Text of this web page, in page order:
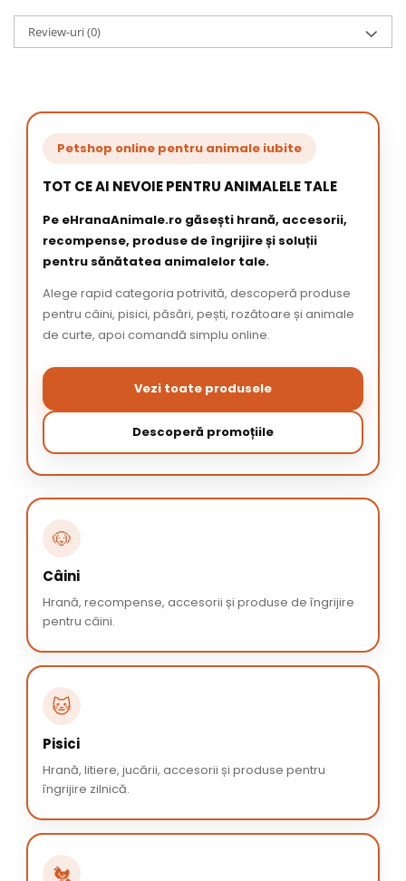
Review-uri(0)
Petshop online pentru animale iubite
TOT CE AI NEVOIE PENTRU ANIMALELE TALE
Pe eHranaAnimale.ro găsești hrană, accesorii,
recompense, produse de îngrijire și soluții
pentru sănătatea animalelor tale.
Alege rapid categoria potrivită, descoperă produse
pentru câini, pisici, păsări, pești, rozătoare și animale
de curte, apoi comandă simplu online.
Vezi toate produsele
Descoperă promoțiile
🐶
Câini
Hrană, recompense, accesorii și produse de îngrijire
pentru câini.
🐱
Pisici
Hrană, litiere, jucării, accesorii și produse pentru
îngrijire zilnică.
🐔